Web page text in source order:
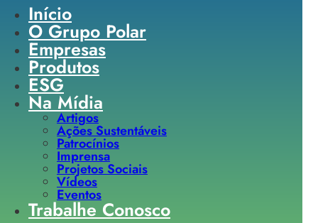
Início
O Grupo Polar
Empresas
Produtos
ESG
Na Mídia
Artigos
Ações Sustentáveis
Patrocínios
Imprensa
Projetos Sociais
Vídeos
Eventos
Trabalhe Conosco